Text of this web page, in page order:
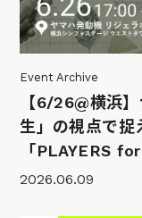
Event Archive
【6/26@横浜
生」の視点で捉
「PLAYERS
2026.06.09